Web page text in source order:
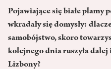
Pojawiające się białe plamy
wkradały się domysły:
samobójstwo, skoro
kolejnego dnia ruszyła dalej
Lizbony?